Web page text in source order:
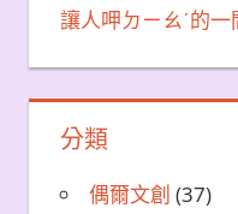
讓人呷ㄉㄧㄠˊ的一
分類
偶爾文創 (37)